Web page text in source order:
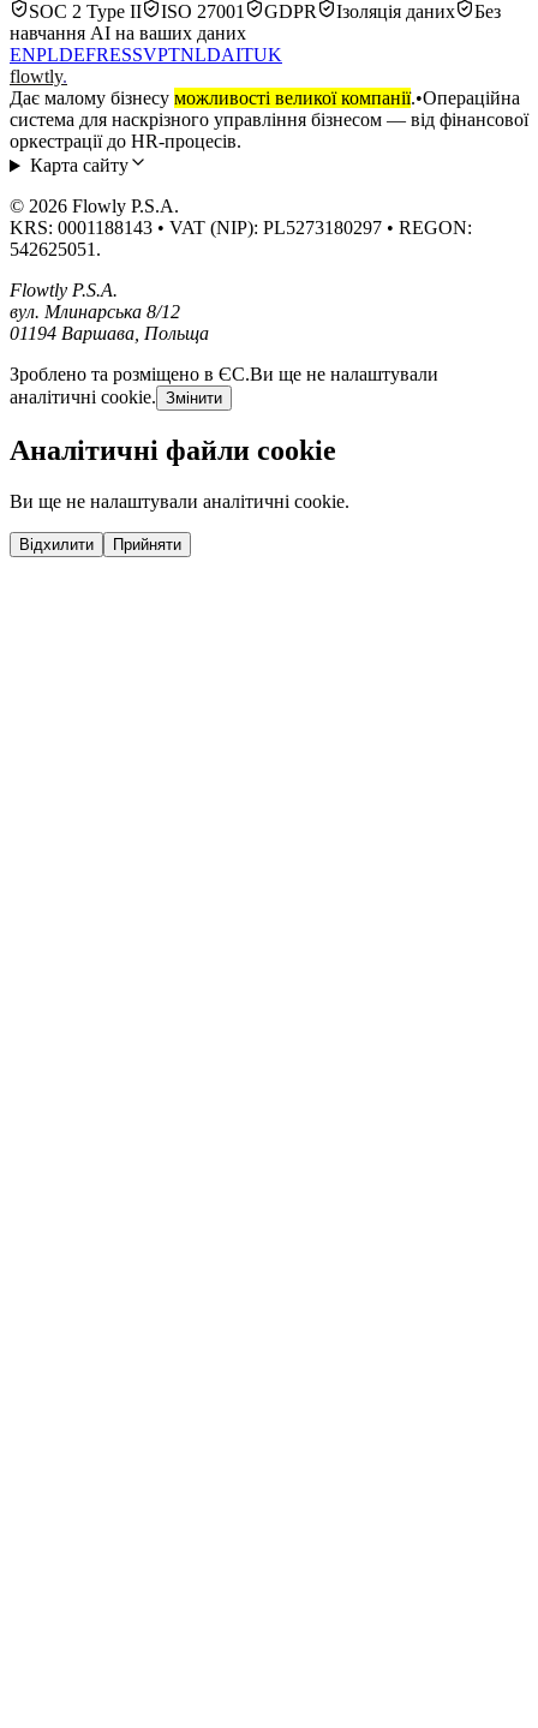
SOC 2 Type II
ISO 27001 GDPR Ізоляція даних
Без
навчання AI на ваших даних
ENPLDEFRESSVPTNLDAITUK
flowtly.
Дає малому бізнесу можливості великої компанії.•Операційна
система для наскрізного управління бізнесом — від фінансової
оркестрації до HR-процесів.
Карта сайту
© 2026 Flowly P.S.A.
KRS: 0001188143 • VAT (NIP): PL5273180297 • REGON:
542625051.
Flowtly P.S.A.
вул. Млинарська 8/12
01194 Варшава, Польща
Зроблено та розміщено в ЄС.Ви ще не налаштували
аналітичні cookie. Змінити
Аналітичні файли cookie
Ви ще не налаштували аналітичні cookie.
Відхилити Прийняти